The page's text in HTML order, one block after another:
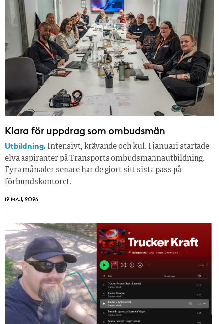
Klara för uppdrag som ombudsmän
Utbildning. Intensivt, krävande och kul. I januari startade
elva aspiranter på Transports ombudsmannautbildning.
Fyra månader senare har de gjort sitt sista pass på
förbundskontoret.
12 MAJ, 2026